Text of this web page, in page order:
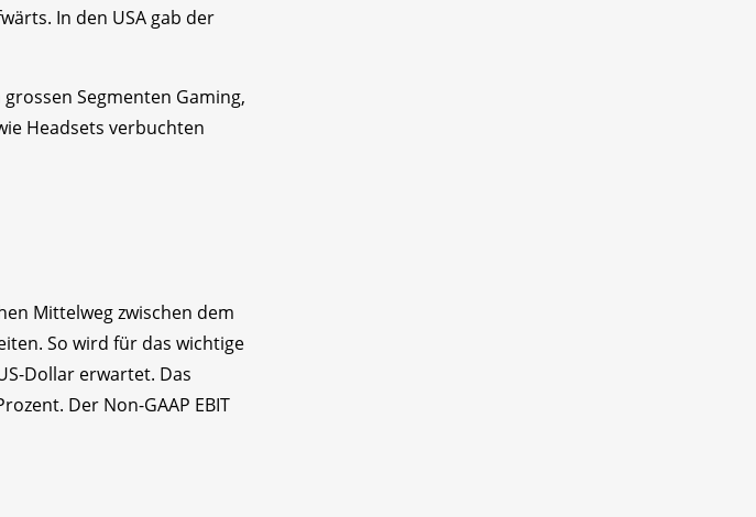
In den USA gab der
Segmenten Gaming,
Headsets verbuchten
Mittelweg zwischen dem
So wird für das wichtige
Dollar erwartet. Das
Der Non-GAAP EBIT